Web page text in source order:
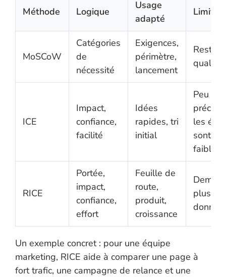
Méthode Logique
Usage
adapté
Limite
MoSCoW
Catégories
de
nécessité
Exigences,
périmètre,
lancement
Reste
ICE
Impact,
confiance,
facilité
Idées
rapides, tri
initial
Peu
précis si
les
sont
faibles
RICE
Portée,
impact,
confiance,
effort
Feuille de
route,
produit,
croissance
plus de
Un exemple concret : pour une équipe
marketing, RICE aide à comparer une page à
fort trafic, une campagne de relance et une